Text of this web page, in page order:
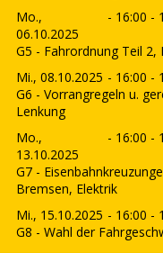
Mo.,
06.10.2025
- 16:00 -
G5 - Fahrordnung Teil
Mi., 08.10.2025 - 16:00 -
G6 - Vorrangregeln u.
Lenkung
Mo.,
13.10.2025
- 16:00 -
G7 -
Bremsen, Elektrik
Mi., 15.10.2025 - 16:00 -
G8 - Wahl der